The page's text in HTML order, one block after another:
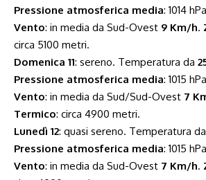
Pressione atmosferica media: 1014
Vento: in media da Sud-Ovest 9 Km/h.
circa 5100 metri.
Domenica 11: sereno. Temperatura da
Pressione atmosferica media: 1015
Vento: in media da Sud/Sud-Ovest 7
Termico: circa 4900 metri.
Lunedì 12: quasi sereno. Temperatura da
Pressione atmosferica media: 1015
Vento: in media da Sud-Ovest 7 Km/h.